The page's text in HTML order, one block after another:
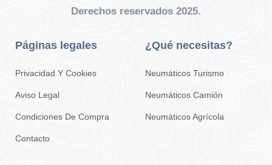
Derechos reservados 2025.
Páginas legales
Privacidad Y Cookies
Aviso Legal
Condiciones De Compra
Contacto
¿Qué necesitas?
Neumáticos Turismo
Neumáticos Camión
Neumáticos Agrícola